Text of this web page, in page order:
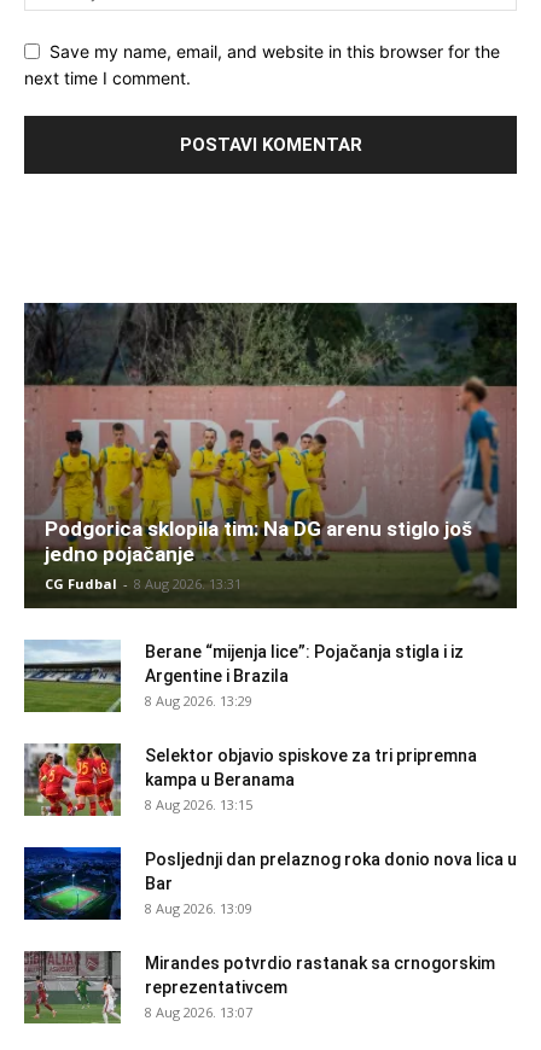
Save my name, email, and website in this browser for the
next time I comment.
Podgorica sklopila tim: Na DG arenu stiglo još
jedno pojačanje
CG Fudbal - 8 Aug 2026. 13:31
Berane “mijenja lice”: Pojačanja stigla i iz
Argentine i Brazila
8 Aug 2026. 13:29
Selektor objavio spiskove za tri pripremna
kampa u Beranama
8 Aug 2026. 13:15
Posljednji dan prelaznog roka donio nova lica u
Bar
8 Aug 2026. 13:09
Mirandes potvrdio rastanak sa crnogorskim
reprezentativcem
8 Aug 2026. 13:07